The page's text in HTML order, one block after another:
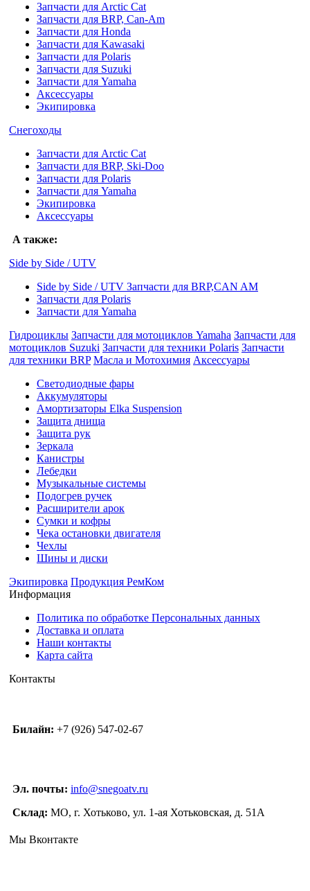
Запчасти для Arctic Cat
Запчасти для BRP, Can-Am
Запчасти для Honda
Запчасти для Kawasaki
Запчасти для Polaris
Запчасти для Suzuki
Запчасти для Yamaha
Аксессуары
Экипировка
Снегоходы
Запчасти для Arctic Cat
Запчасти для BRP, Ski-Doo
Запчасти для Polaris
Запчасти для Yamaha
Экипировка
Аксессуары
А также:
Side by Side / UTV
Side by Side / UTV Запчасти для BRP,CAN AM
Запчасти для Polaris
Запчасти для Yamaha
Гидроциклы Запчасти для мотоциклов Yamaha Запчасти для
мотоциклов Suzuki Запчасти для техники Polaris Запчасти
для техники BRP Масла и Мотохимия Аксессуары
Cветодиодные фары
Аккумуляторы
Амортизаторы Elka Suspension
Защита днища
Защита рук
Зеркала
Канистры
Лебедки
Музыкальные системы
Подогрев ручек
Расширители арок
Сумки и кофры
Чека остановки двигателя
Чехлы
Шины и диски
Экипировка Продукция РемКом
Информация
Политика по обработке Персональных данных
Доставка и оплата
Наши контакты
Карта сайта
Контакты
Билайн: +7 (926) 547-02-67
Эл. почты: info@snegoatv.ru
Склад: МО, г. Хотьково, ул. 1-ая Хотьковская, д. 51А
Мы Вконтакте